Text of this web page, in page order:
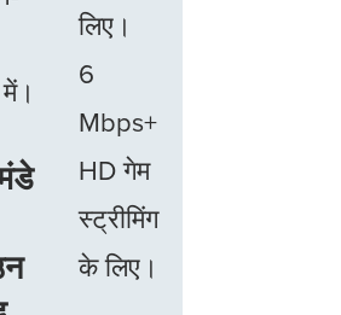
लिए।
6
Mbps+
HD गेम
स्ट्रीमिंग
के लिए।